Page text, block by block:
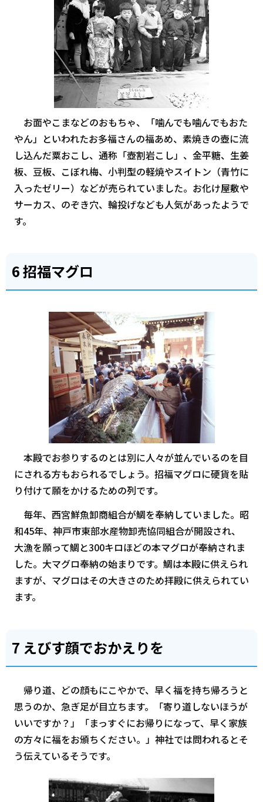
お面やこまなどのおもちゃ、「噛んでも噛んでもおた
やん」といわれたお多福さんの福あめ、素焼きの壺に流
し込んだ粟おこし、通称「壺割岩こし」、金平糖、生姜
板、豆板、こぼれ梅、小判型の軽焼やスイトン（青竹に
入ったゼリー）などが売られていました。お化け屋敷や
サーカス、のぞき穴、輪投げなども人気があったようで
す。
6 招福マグロ
本殿でお参りするのとは別に人々が並んでいるのを目
にされる方もおられるでしょう。招福マグロに硬貨を貼
り付けて願をかけるための列です。
毎年、西宮鮮魚卸商組合が鯛を奉納していました。昭
和45年、神戸市東部水産物卸売協同組合が開設され、
大漁を願って鯛と300キロほどの本マグロが奉納されま
した。大マグロ奉納の始まりです。鯛は本殿に供えられ
ますが、マグロはその大きさのため拝殿に供えられてい
ます。
7 えびす顔でおかえりを
帰り道、どの顔もにこやかで、早く福を持ち帰ろうと
思うのか、急ぎ足が目立ちます。「寄り道しないほうが
いいですか？」「まっすぐにお帰りになって、早く家族
の方々に福をお頒ちください。」神社では問われるとそ
う伝えているそうです。